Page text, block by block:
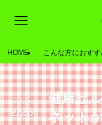
HOME こんな方におす
健康セ
ネット
2025
2/26